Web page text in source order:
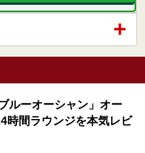
ルーオーシャン」オー
時間ラウンジを本気レビ